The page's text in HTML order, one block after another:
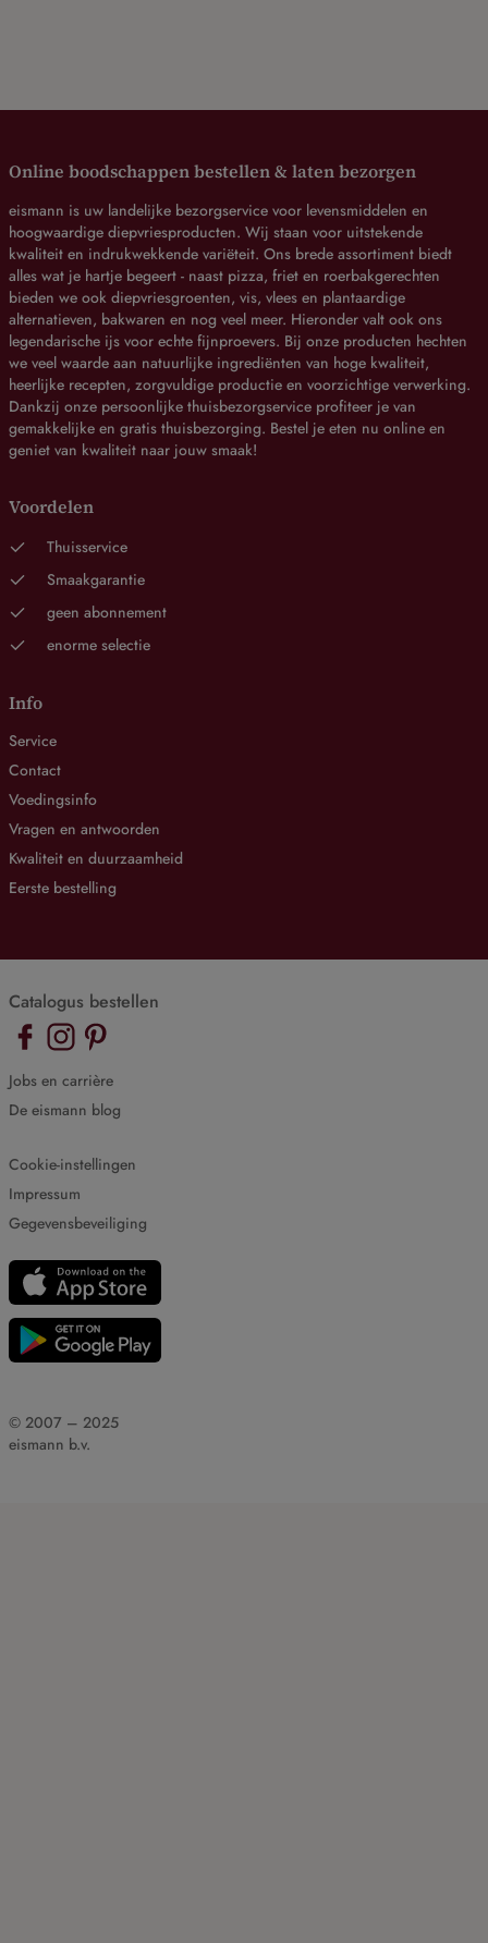
Online boodschappen bestellen & laten bezorgen
eismann is uw landelijke bezorgservice voor levensmiddelen en
hoogwaardige diepvriesproducten. Wij staan voor uitstekende
kwaliteit en indrukwekkende variëteit. Ons brede assortiment biedt
alles wat je hartje begeert - naast pizza, friet en roerbakgerechten
bieden we ook diepvriesgroenten, vis, vlees en plantaardige
alternatieven, bakwaren en nog veel meer. Hieronder valt ook ons
legendarische ijs voor echte fijnproevers. Bij onze producten hechten
we veel waarde aan natuurlijke ingrediënten van hoge kwaliteit,
heerlijke recepten, zorgvuldige productie en voorzichtige verwerking.
Dankzij onze persoonlijke thuisbezorgservice profiteer je van
gemakkelijke en gratis thuisbezorging. Bestel je eten nu online en
geniet van kwaliteit naar jouw smaak!
Voordelen
Thuisservice
Smaakgarantie
geen abonnement
enorme selectie
Info
Service
Contact
Voedingsinfo
Vragen en antwoorden
Kwaliteit en duurzaamheid
Eerste bestelling
Catalogus bestellen
Jobs en carrière
De eismann blog
Cookie-instellingen
Impressum
Gegevensbeveiliging
© 2007 – 2025
eismann b.v.